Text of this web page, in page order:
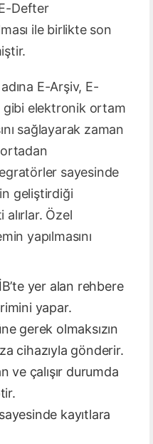
Defter
ile birlikte son
E-Arşiv, E-
gibi elektronik ortam
sağlayarak zaman
ortadan
sayesinde
geliştirdiği
Özel
yapılmasını
yer alan rehbere
yapar.
gerek olmaksızın
cihazıyla gönderir.
ve çalışır durumda
kayıtlara